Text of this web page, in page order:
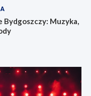
Muzyka,